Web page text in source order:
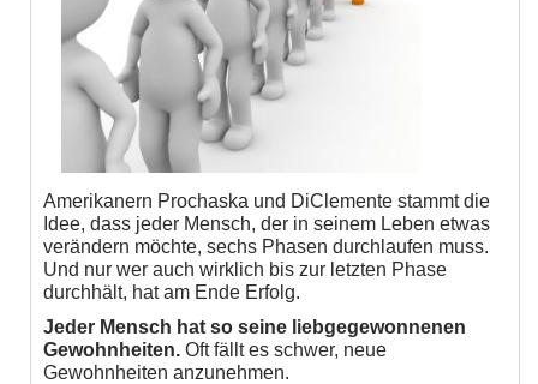
Amerikanern Prochaska und DiClemente stammt die
Idee, dass jeder Mensch, der in seinem Leben etwas
verändern möchte, sechs Phasen durchlaufen muss.
Und nur wer auch wirklich bis zur letzten Phase
durchhält, hat am Ende Erfolg.
Jeder Mensch hat so seine liebgegewonnenen
Gewohnheiten. Oft fällt es schwer, neue
Gewohnheiten anzunehmen.